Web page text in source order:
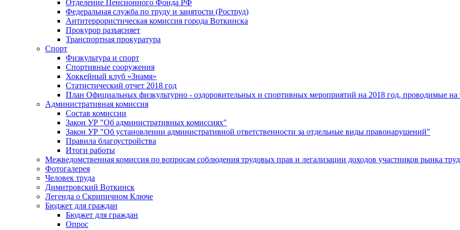
Отделение Пенсионного Фонда РФ
Федеральная служба по труду и занятости (Роструд)
Антитеррористическая комиссия города Воткинска
Прокурор разъясняет
Транспортная прокуратура
Спорт
Физкультура и спорт
Спортивные сооружения
Хоккейный клуб «Знамя»
Статистический отчет 2018 год
План Официальных физкультурно - оздоровительных и спортивных мероприятий на 2018 год, проводимые
Административная комиссия
Состав комиссии
Закон УР "Об административных комиссиях"
Закон УР "Об установлении административной ответственности за отдельные виды правонарушений"
Правила благоустройства
Итоги работы
Межведомственная комиссия по вопросам соблюдения трудовых прав и легализации доходов участников рынка
Фотогалерея
Человек труда
Димитровский Воткинск
Легенда о Скрипичном Ключе
Бюджет для граждан
Бюджет для граждан
Опрос